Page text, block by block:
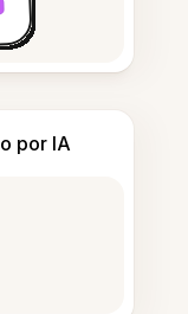
por IA